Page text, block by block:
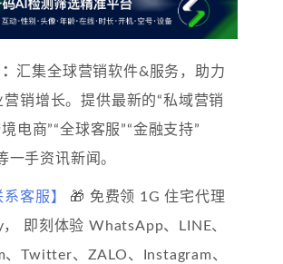
： 汇集全球营销软件&服务，助力
营销增长。提供最新的“私域营销
电商”“全球客服”“金融支持”
一手资讯新闻。
系客服】
🎁 免费领 1G 住宅代理
， 即刻体验 WhatsApp、LINE、
、Twitter、ZALO、Instagram、